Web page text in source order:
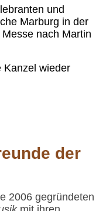
und
Marburg in der
nach Martin
Kanzel wieder
der
2006 gegründeten